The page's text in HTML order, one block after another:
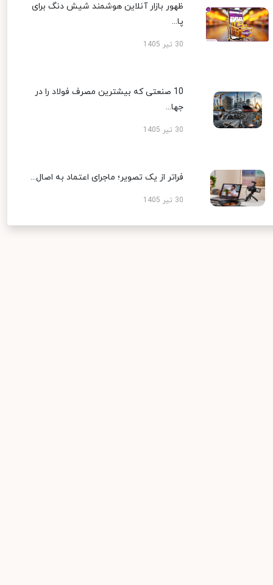
ظهور بازار آنلاین هوشمند شیش دنگ برای
پا...
30 تیر 1405
10 صنعتی که بیشترین مصرف فولاد را در
جها...
30 تیر 1405
فراتر از یک تصویر؛ ماجرای اعتماد به اصال...
30 تیر 1405